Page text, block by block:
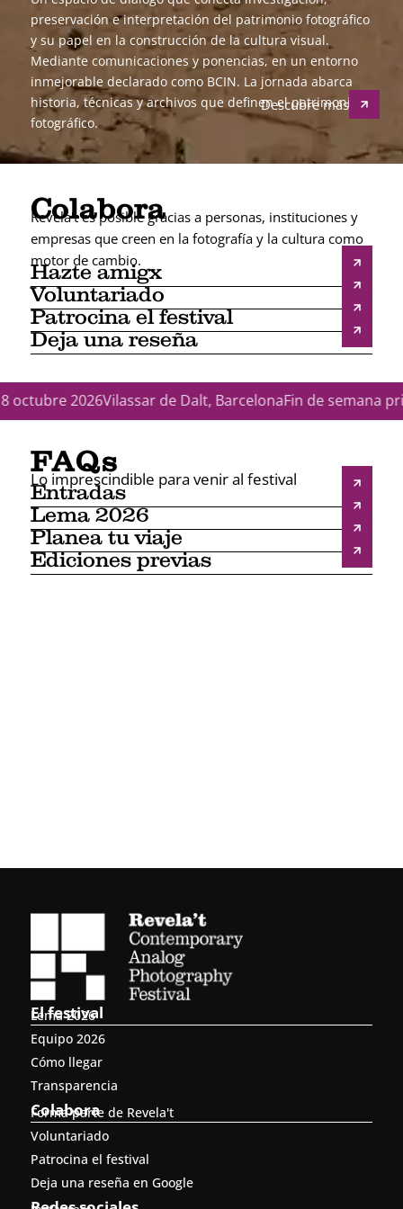
preservación e interpretación del patrimonio fotográfico
y su papel en la construcción de la cultura visual.
Mediante comunicaciones y ponencias, en un entorno
inmejorable declarado como BCIN. La jornada abarca
historia, técnicas y archivos que definen el patrimonio
fotográfico.
Descubre más
Colabora
Revela't es posible gracias a personas, instituciones y
empresas que creen en la fotografía y la cultura como
motor de cambio.
Hazte amigx
Voluntariado
Patrocina el festival
Deja una reseña
2026Vilassar de Dalt, BarcelonaFin de semana
FAQs
Lo imprescindible para venir al festival
Entradas
Lema 2026
Planea tu viaje
Ediciones previas
El festival
Lema 2026
Equipo 2026
Cómo llegar
Transparencia
Colabora
Forma parte de Revela't
Voluntariado
Patrocina el festival
Deja una reseña en Google